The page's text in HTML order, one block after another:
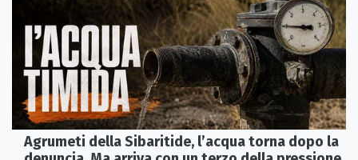
Agrumeti della Sibaritide, l’acqua torna dopo la